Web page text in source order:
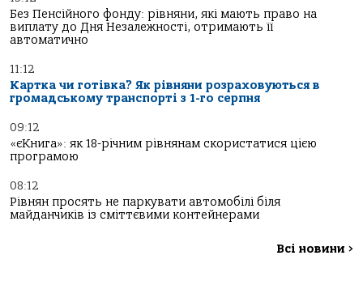
Без Пенсійного фонду: рівняни, які мають право на
виплату до Дня Незалежності, отримають її
автоматично
11:12
Картка чи готівка? Як рівняни розраховуються в
громадському транспорті з 1-го серпня
09:12
«єКнига»: як 18-річним рівнянам скористатися цією
програмою
08:12
Рівнян просять не паркувати автомобілі біля
майданчиків із сміттєвими контейнерами
Всі новини >